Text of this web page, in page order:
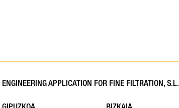
ENGINEERING APPLICATION FOR FINE FILTRATION, S.L.